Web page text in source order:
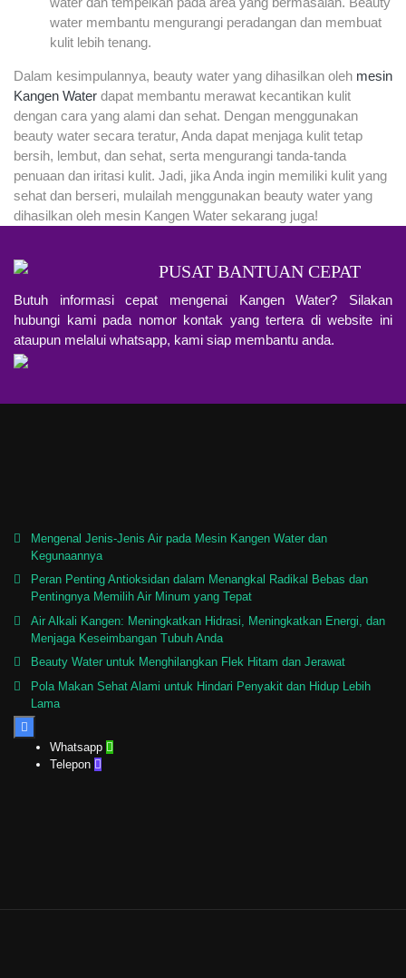
water membantu mengurangi peradangan dan membuat
kulit lebih tenang.
Dalam kesimpulannya, beauty water yang dihasilkan oleh mesin
Kangen Water dapat membantu merawat kecantikan kulit
dengan cara yang alami dan sehat. Dengan menggunakan
beauty water secara teratur, Anda dapat menjaga kulit tetap
bersih, lembut, dan sehat, serta mengurangi tanda-tanda
penuaan dan iritasi kulit. Jadi, jika Anda ingin memiliki kulit yang
sehat dan berseri, mulailah menggunakan beauty water yang
dihasilkan oleh mesin Kangen Water sekarang juga!
PUSAT BANTUAN CEPAT
Butuh informasi cepat mengenai Kangen Water? Silakan
hubungi kami pada nomor kontak yang tertera di website ini
ataupun melalui whatsapp, kami siap membantu anda.
Mengenal Jenis-Jenis Air pada Mesin Kangen Water dan
Kegunaannya
Peran Penting Antioksidan dalam Menangkal Radikal Bebas dan
Pentingnya Memilih Air Minum yang Tepat
Air Alkali Kangen: Meningkatkan Hidrasi, Meningkatkan Energi, dan
Menjaga Keseimbangan Tubuh Anda
Beauty Water untuk Menghilangkan Flek Hitam dan Jerawat
Pola Makan Sehat Alami untuk Hindari Penyakit dan Hidup Lebih
Lama

Whatsapp 
Telepon 